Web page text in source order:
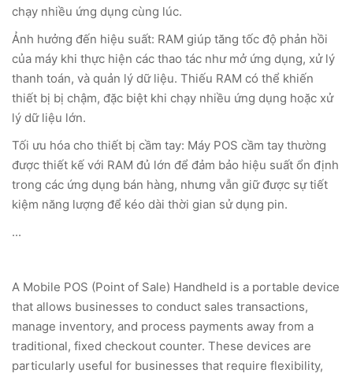
chạy nhiều ứng dụng cùng lúc.
Ảnh hưởng đến hiệu suất: RAM giúp tăng tốc độ phản hồi
của máy khi thực hiện các thao tác như mở ứng dụng, xử lý
thanh toán, và quản lý dữ liệu. Thiếu RAM có thể khiến
thiết bị bị chậm, đặc biệt khi chạy nhiều ứng dụng hoặc xử
lý dữ liệu lớn.
Tối ưu hóa cho thiết bị cầm tay: Máy POS cầm tay thường
được thiết kế với RAM đủ lớn để đảm bảo hiệu suất ổn định
trong các ứng dụng bán hàng, nhưng vẫn giữ được sự tiết
kiệm năng lượng để kéo dài thời gian sử dụng pin.
...
A Mobile POS (Point of Sale) Handheld is a portable device
that allows businesses to conduct sales transactions,
manage inventory, and process payments away from a
traditional, fixed checkout counter. These devices are
particularly useful for businesses that require flexibility,